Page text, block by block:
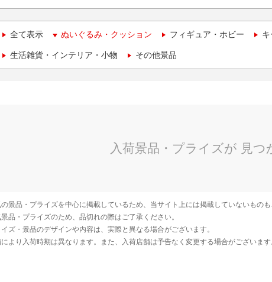
全て表示 ぬいぐるみ・クッション フィギュア・ホビー
生活雑貨・インテリア・小物 その他景品